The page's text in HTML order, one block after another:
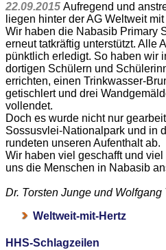
22.09.2015 Aufregend und
liegen hinter der AG Weltweit mit
Wir haben die Nabasib Primary
erneut tatkräftig unterstützt. Alle
pünktlich erledigt. So haben wir
dortigen Schülern und
errichten, einen Trinkwasser-
getischlert und drei
vollendet.
Doch es wurde nicht nur
Sossusvlei-Nationalpark und in
rundeten unseren Aufenthalt ab.
Wir haben viel geschafft und
uns die Menschen in Nabasib
Dr. Torsten Junge und Wolfgang
Weltweit-mit-Hertz
HHS-Schlagzeilen